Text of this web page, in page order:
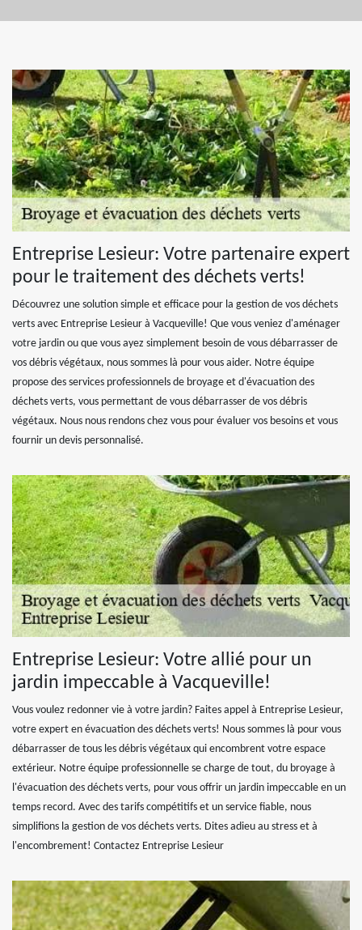
Entreprise Lesieur: Votre partenaire expert
pour le traitement des déchets verts!
Découvrez une solution simple et efficace pour la gestion de vos déchets
verts avec Entreprise Lesieur à Vacqueville! Que vous veniez d'aménager
votre jardin ou que vous ayez simplement besoin de vous débarrasser de
vos débris végétaux, nous sommes là pour vous aider. Notre équipe
propose des services professionnels de broyage et d'évacuation des
déchets verts, vous permettant de vous débarrasser de vos débris
végétaux. Nous nous rendons chez vous pour évaluer vos besoins et vous
fournir un devis personnalisé.
Entreprise Lesieur: Votre allié pour un
jardin impeccable à Vacqueville!
Vous voulez redonner vie à votre jardin? Faites appel à Entreprise Lesieur,
votre expert en évacuation des déchets verts! Nous sommes là pour vous
débarrasser de tous les débris végétaux qui encombrent votre espace
extérieur. Notre équipe professionnelle se charge de tout, du broyage à
l'évacuation des déchets verts, pour vous offrir un jardin impeccable en un
temps record. Avec des tarifs compétitifs et un service fiable, nous
simplifions la gestion de vos déchets verts. Dites adieu au stress et à
l'encombrement! Contactez Entreprise Lesieur